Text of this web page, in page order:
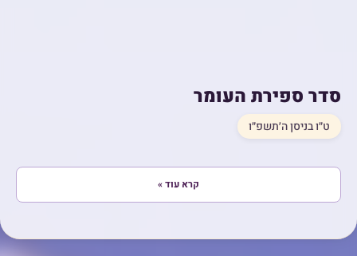
סדר ספירת העומר
ט״ו בניסן ה׳תשפ״ו
קרא עוד »